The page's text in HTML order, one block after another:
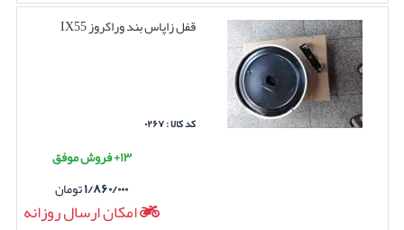
قفل زاپاس بند وراکروز IX55
کد کالا : ۰۲۶۷
۱۳+ فروش موفق
۱/۸۶۰/۰۰۰تومان
امکان ارسال روزانه